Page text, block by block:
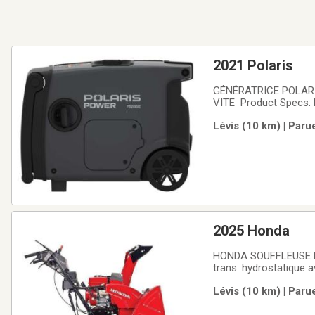
2021 Polaris
GÉNÉRATRICE
VITE Product Specs:
25% Load: 67 dBA
Lévis (10 km) |
2025 Honda
HONDA
trans. hydrostatique
Lévis (10 km) |